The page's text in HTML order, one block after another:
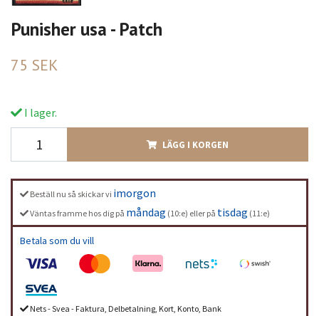
Punisher usa - Patch
75 SEK
I lager.
LÄGG I KORGEN
Beställ nu så skickar vi imorgon
Väntas framme hos dig på måndag (10:e) eller på tisdag (11:e)
Betala som du vill
Nets - Svea - Faktura, Delbetalning, Kort, Konto, Bank